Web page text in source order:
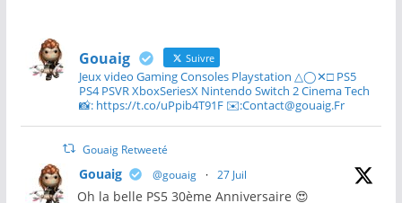
Gouaig Suivre
Jeux video Gaming Consoles Playstation △◯✕□ PS5
PS4 PSVR XboxSeriesX Nintendo Switch 2 Cinema Tech
📸: https://t.co/uPpib4T91F ✉️:Contact@gouaig.Fr
Gouaig Retweeté
Gouaig @gouaig · 27 Juil
Oh la belle PS5 30ème Anniversaire 😍